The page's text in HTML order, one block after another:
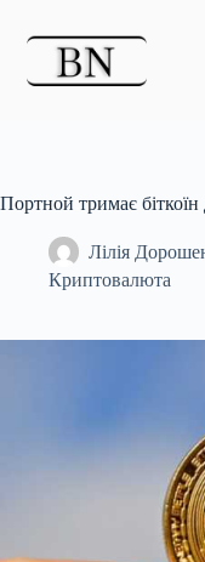
Портной тримає біткоїн
Лілія
Криптовалюта